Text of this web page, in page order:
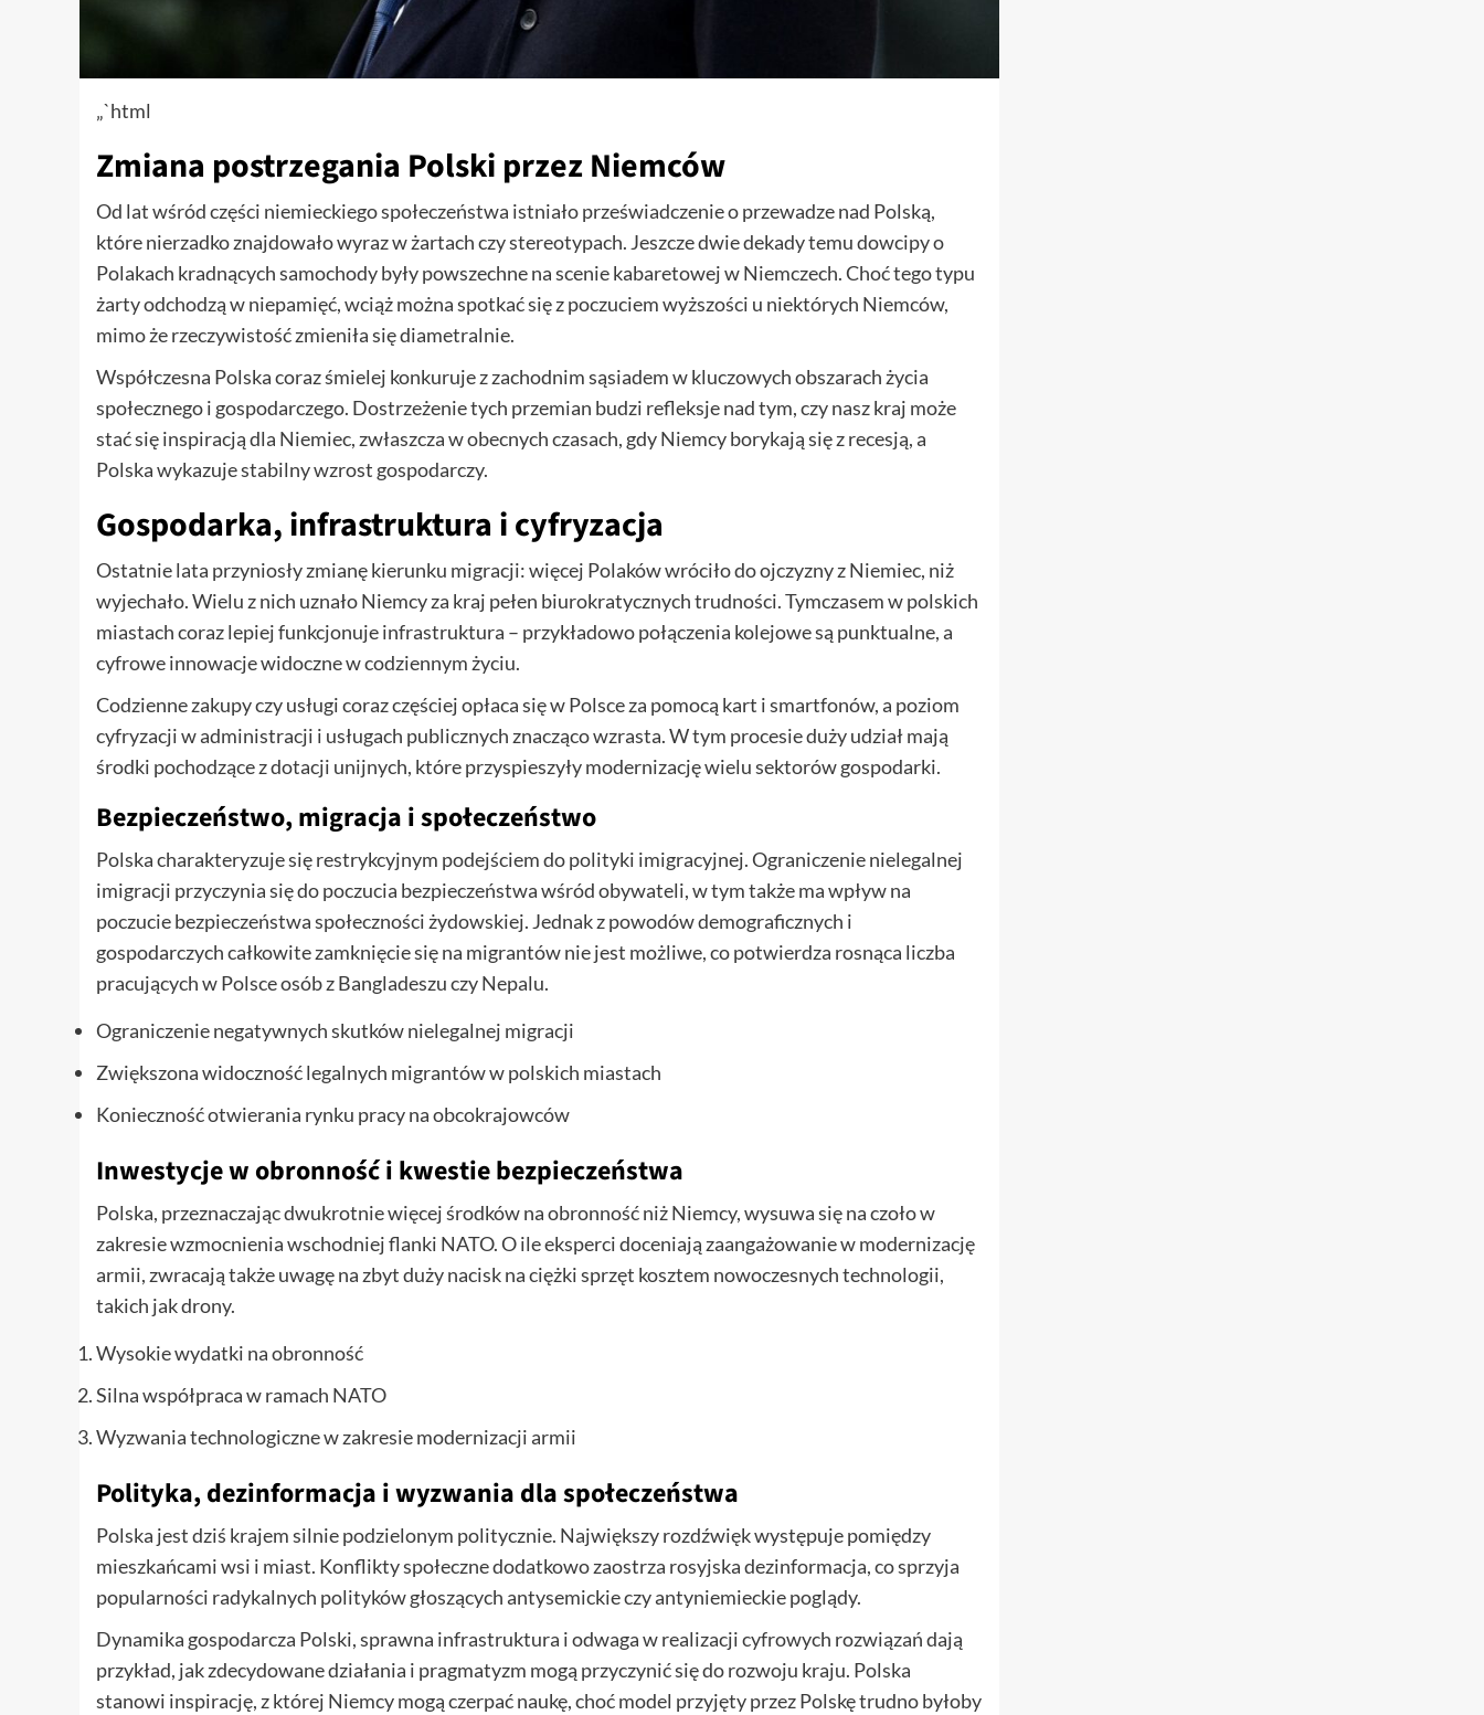
„`html
Zmiana postrzegania Polski przez Niemców
Od lat wśród części niemieckiego społeczeństwa istniało przeświadczenie o przewadze nad Polską,
które nierzadko znajdowało wyraz w żartach czy stereotypach. Jeszcze dwie dekady temu dowcipy o
Polakach kradnących samochody były powszechne na scenie kabaretowej w Niemczech. Choć tego typu
żarty odchodzą w niepamięć, wciąż można spotkać się z poczuciem wyższości u niektórych Niemców,
mimo że rzeczywistość zmieniła się diametralnie.
Współczesna Polska coraz śmielej konkuruje z zachodnim sąsiadem w kluczowych obszarach życia
społecznego i gospodarczego. Dostrzeżenie tych przemian budzi refleksje nad tym, czy nasz kraj może
stać się inspiracją dla Niemiec, zwłaszcza w obecnych czasach, gdy Niemcy borykają się z recesją, a
Polska wykazuje stabilny wzrost gospodarczy.
Gospodarka, infrastruktura i cyfryzacja
Ostatnie lata przyniosły zmianę kierunku migracji: więcej Polaków wróciło do ojczyzny z Niemiec, niż
wyjechało. Wielu z nich uznało Niemcy za kraj pełen biurokratycznych trudności. Tymczasem w polskich
miastach coraz lepiej funkcjonuje infrastruktura – przykładowo połączenia kolejowe są punktualne, a
cyfrowe innowacje widoczne w codziennym życiu.
Codzienne zakupy czy usługi coraz częściej opłaca się w Polsce za pomocą kart i smartfonów, a poziom
cyfryzacji w administracji i usługach publicznych znacząco wzrasta. W tym procesie duży udział mają
środki pochodzące z dotacji unijnych, które przyspieszyły modernizację wielu sektorów gospodarki.
Bezpieczeństwo, migracja i społeczeństwo
Polska charakteryzuje się restrykcyjnym podejściem do polityki imigracyjnej. Ograniczenie nielegalnej
imigracji przyczynia się do poczucia bezpieczeństwa wśród obywateli, w tym także ma wpływ na
poczucie bezpieczeństwa społeczności żydowskiej. Jednak z powodów demograficznych i
gospodarczych całkowite zamknięcie się na migrantów nie jest możliwe, co potwierdza rosnąca liczba
pracujących w Polsce osób z Bangladeszu czy Nepalu.
Ograniczenie negatywnych skutków nielegalnej migracji
Zwiększona widoczność legalnych migrantów w polskich miastach
Konieczność otwierania rynku pracy na obcokrajowców
Inwestycje w obronność i kwestie bezpieczeństwa
Polska, przeznaczając dwukrotnie więcej środków na obronność niż Niemcy, wysuwa się na czoło w
zakresie wzmocnienia wschodniej flanki NATO. O ile eksperci doceniają zaangażowanie w modernizację
armii, zwracają także uwagę na zbyt duży nacisk na ciężki sprzęt kosztem nowoczesnych technologii,
takich jak drony.
Wysokie wydatki na obronność
Silna współpraca w ramach NATO
Wyzwania technologiczne w zakresie modernizacji armii
Polityka, dezinformacja i wyzwania dla społeczeństwa
Polska jest dziś krajem silnie podzielonym politycznie. Największy rozdźwięk występuje pomiędzy
mieszkańcami wsi i miast. Konflikty społeczne dodatkowo zaostrza rosyjska dezinformacja, co sprzyja
popularności radykalnych polityków głoszących antysemickie czy antyniemieckie poglądy.
Dynamika gospodarcza Polski, sprawna infrastruktura i odwaga w realizacji cyfrowych rozwiązań dają
przykład, jak zdecydowane działania i pragmatyzm mogą przyczynić się do rozwoju kraju. Polska
stanowi inspirację, z której Niemcy mogą czerpać naukę, choć model przyjęty przez Polskę trudno byłoby